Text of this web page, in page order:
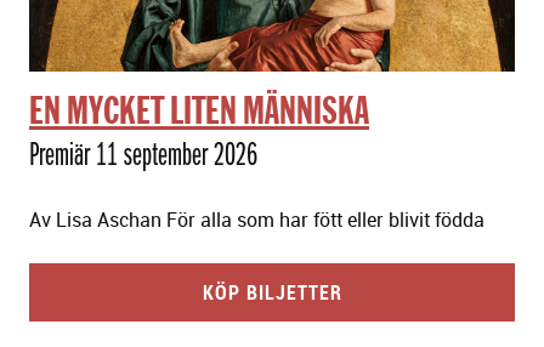
EN MYCKET LITEN MÄNNISKA
Premiär 11 september 2026
Av Lisa Aschan För alla som har fött eller blivit födda
KÖP BILJETTER